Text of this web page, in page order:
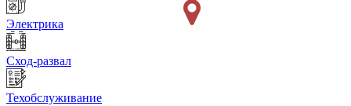
Электрика
Сход-развал
Техобслуживание